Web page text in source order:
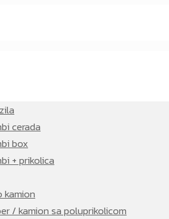
cerada
box
+ prikolica
kamion
/ kamion sa poluprikolicom